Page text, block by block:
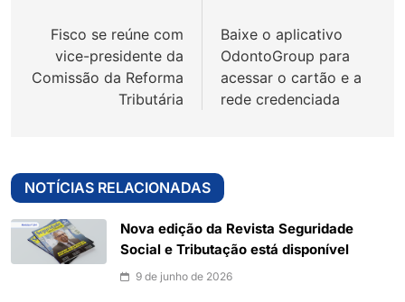
Post
Fisco se reúne com
vice-presidente da
Comissão da Reforma
Tributária
Baixe o aplicativo
OdontoGroup para
acessar o cartão e a
rede credenciada
NOTÍCIAS RELACIONADAS
Nova edição da Revista Seguridade
Social e Tributação está disponível
9 de junho de 2026